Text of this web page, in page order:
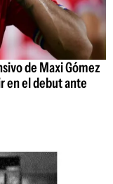
de Maxi Gómez
en el debut ante